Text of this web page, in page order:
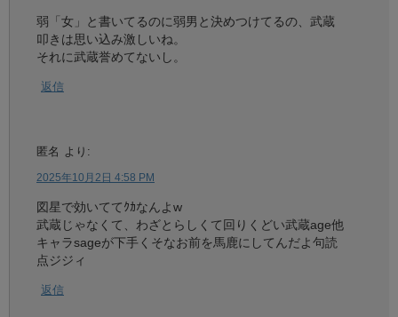
弱「女」と書いてるのに弱男と決めつけてるの、武蔵
叩きは思い込み激しいね。
それに武蔵誉めてないし。
返信
匿名 より:
2025年10月2日 4:58 PM
図星で効いててｸｶなんよw
武蔵じゃなくて、わざとらしくて回りくどい武蔵age他
キャラsageが下手くそなお前を馬鹿にしてんだよ句読
点ジジィ
返信